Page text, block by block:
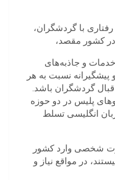
با گردشگران،
در کشور مقصد،
و جاذبه‌های
پیشگیرانه نسبت به هر
قبال گردشگران باشد.
پلیس در دو حوزه
انگلیسی تسلط
شخصی وارد کشور
در مواقع نیاز و